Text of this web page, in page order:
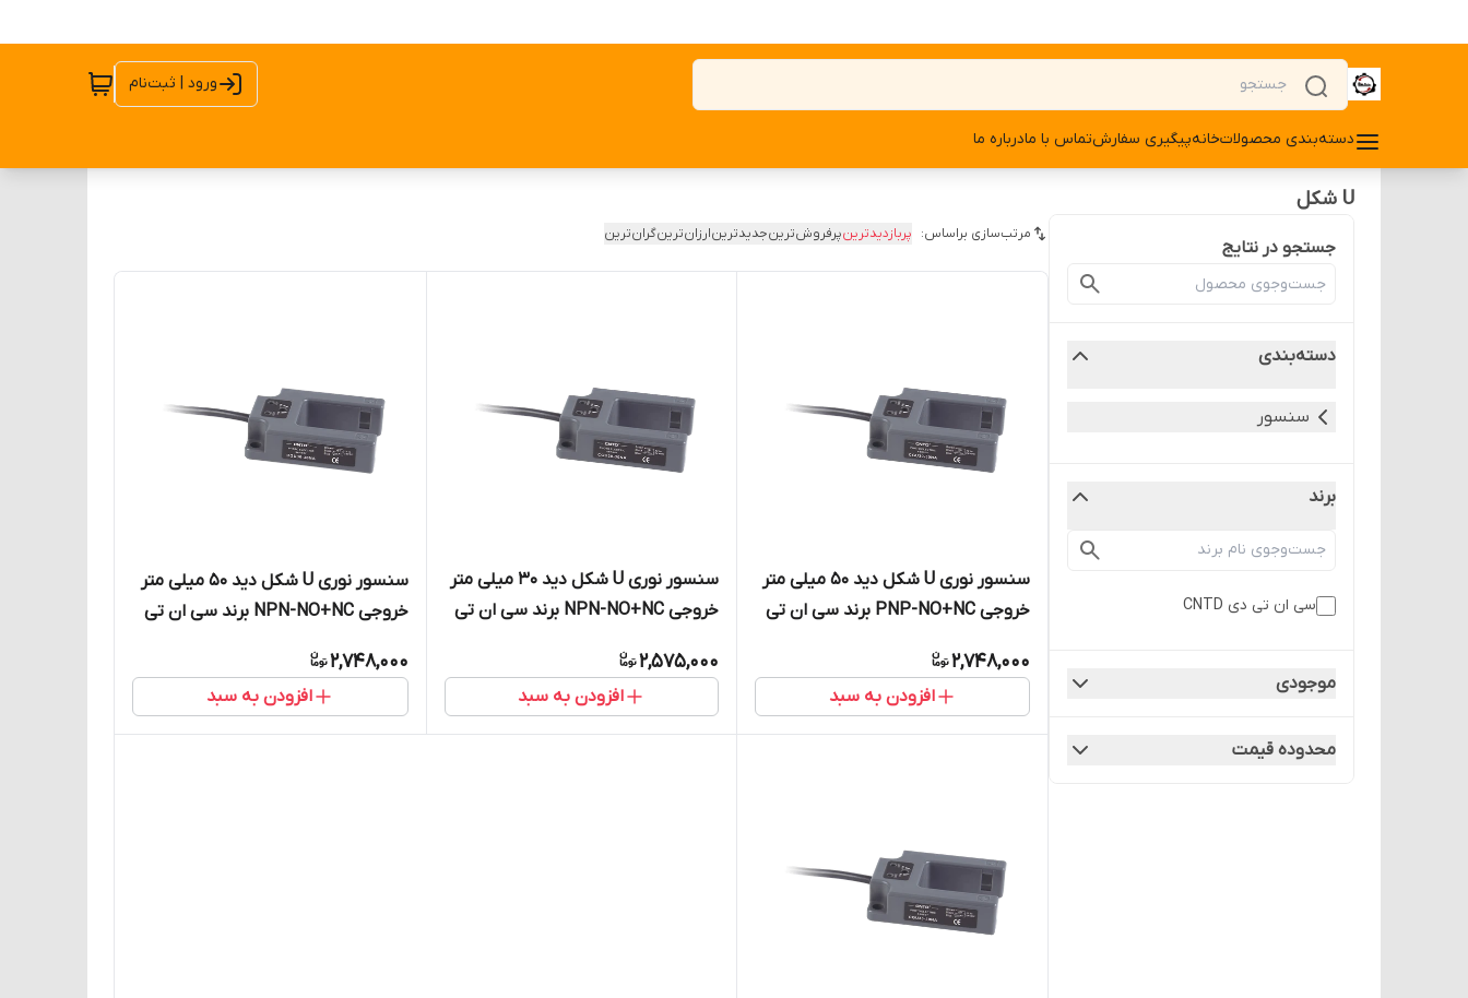
ورود | ثبت‌نام
دسته‌بندی محصولاتخانهپیگیری سفارشتماس با مادرباره ما
U شکل
جستجو در نتایج
دسته‌بندی
سنسور
برند
سی ان تی دی CNTD
موجودی
محدوده قیمت
مرتب‌سازی براساس: پربازدیدترینپرفروش‌ترینجدیدترینارزان‌ترینگران‌ترین
سنسور نوری U شکل دید 50 میلی متر
خروجی PNP-NO+NC برند سی ان تی
2,748,000
افزودن به سبد
سنسور نوری U شکل دید 30 میلی متر
خروجی NPN-NO+NC برند سی ان تی
2,575,000
افزودن به سبد
سنسور نوری U شکل دید 50 میلی متر
خروجی NPN-NO+NC برند سی ان تی
2,748,000
افزودن به سبد